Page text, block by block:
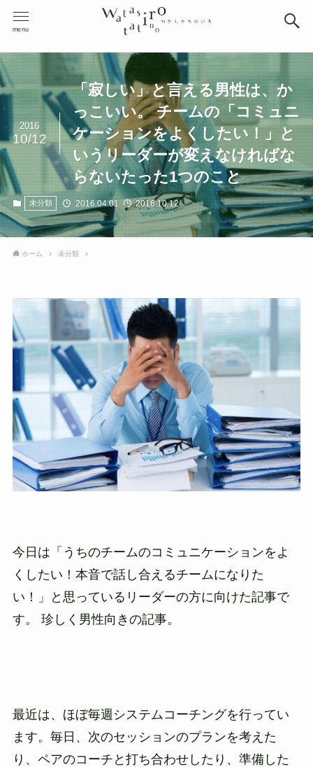
menu
「寂しい」と言える男性は、か
っこいい。 チームの「コミュニ
ケーションをよくしたい！」と
いうリーダーが変えなければな
らないたった1つのこと
2016
10/12
未分類 2016.04.01 2016.10.12
ホーム 未分類
今日は「うちのチームのコミュニケーションをよ
くしたい！本音で話し合えるチームになりた
い！」と思っているリーダーの方に向けた記事で
す。 珍しく男性向きの記事。
最近は、ほぼ毎週システムコーチングを行ってい
ます。毎日、次のセッションのプランを考えた
り、ペアのコーチと打ち合わせしたり、準備した